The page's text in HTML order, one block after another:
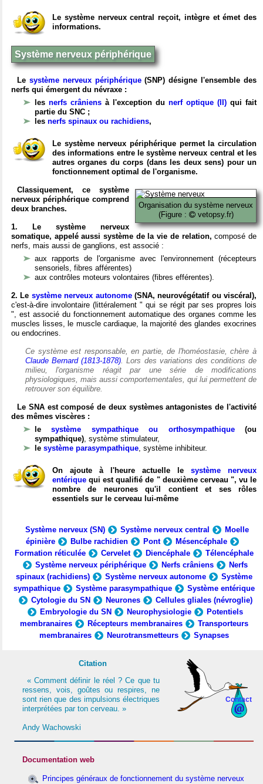
Le système nerveux central reçoit, intègre et émet des
informations.
Système nerveux périphérique
Le système nerveux périphérique(SNP) désigne l'ensemble des
nerfs qui émergent du névraxe :
les nerfs crâniens à l'exception du nerf optique (II) qui fait
partie du SNC ;
les nerfs spinaux ou rachidiens,
Le système nerveux périphérique permet la circulation
des informations entre le système nerveux central et les
autres organes du corps (dans les deux sens) pour un
fonctionnement optimal de l'organisme.
Organisation du système nerveux
(Figure :
vetopsy.fr)
Classiquement, ce système
nerveux périphérique comprend
deux branches.
1. Le système nerveux
somatique, appelé aussi système de la vie de relation, composé de
nerfs, mais aussi de ganglions, est associé :
aux rapports de l'organisme avec l'environnement (récepteurs
sensoriels, fibres afférentes)
aux contrôles moteurs volontaires (fibres efférentes).
2. Le système nerveux autonome(SNA, neurovégétatif ou viscéral),
c'est-à-dire involontaire (littéralement " qui se régit par ses propres lois
", est associé du fonctionnement automatique des organes comme les
muscles lisses, le muscle cardiaque, la majorité des glandes exocrines
ou endocrines.
Ce système est responsable, en partie, de l'homéostasie, chère à
Claude Bernard (1813-1878). Lors des variations des conditions de
milieu, l'organisme réagit par une série de modifications
physiologiques, mais aussi comportementales, qui lui permettent de
retrouver son équilibre.
Le SNA est composé de deux systèmes antagonistes de l'activité
des mêmes viscères :
lesystème sympathique ou orthosympathique(ou
sympathique), système stimulateur,
le système parasympathique, système inhibiteur.
On ajoute à l'heure actuelle le système nerveux
entérique qui est qualifié de " deuxième cerveau ", vu le
nombre de neurones qu'il contient et ses rôles
essentiels sur le cerveau lui-même
Système nerveux (SN) Système nerveux central
Moelle
épinière
Bulbe rachidien Pont
Mésencéphale
Formation réticulée
Cervelet Diencéphale
Télencéphale
Système nerveux périphérique
Nerfs crâniens
Nerfs
spinaux (rachidiens)
Système nerveux autonome
Système
sympathique
Système parasympathique
Système entérique
Cytologie du SN
Neurones
Cellules gliales (névroglie)
Embryologie du SN
Neurophysiologie
Potentiels
membranaires
Récepteurs membranaires
Transporteurs
membranaires
Neurotransmetteurs Synapses
Contact
Citation
« Comment définir le réel ? Ce que tu
ressens, vois, goûtes ou respires, ne
sont rien que des impulsions électriques
interprétées par ton cerveau. »
Andy Wachowski
Documentation web
Principes généraux de fonctionnement du système nerveux